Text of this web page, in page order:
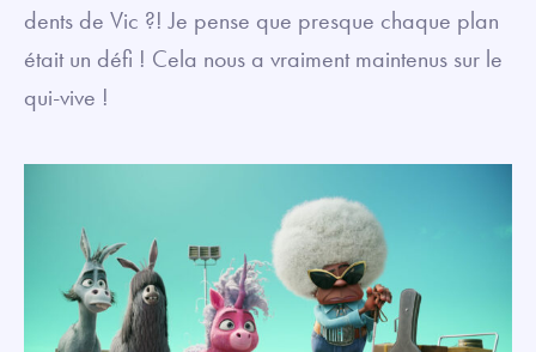
dents de Vic ?! Je pense que presque chaque plan
était un défi ! Cela nous a vraiment maintenus sur le
qui-vive !